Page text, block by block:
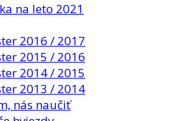
na leto 2021
2016 / 2017
2015 / 2016
2014 / 2015
2013 / 2014
nás naučiť